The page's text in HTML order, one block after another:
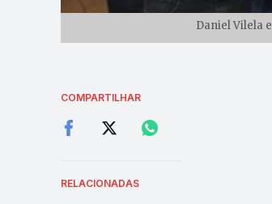
Daniel Vilela
COMPARTILHAR
RELACIONADAS